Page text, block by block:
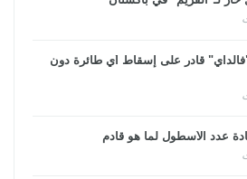
قادر على إسقاط أي طائرة دون
عدد الأسطول لما هو قادم